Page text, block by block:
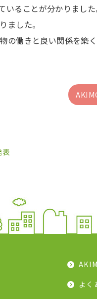
ることが分かりまし
ました。
の働きと良い関係を築
表
よく